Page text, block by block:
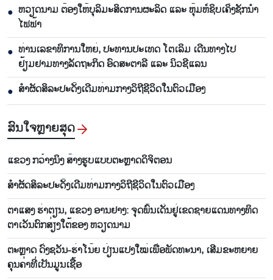
● ຫວຽດນາມ ຕ້ອງໃຫ້ບຸລິມະສິດການຜະລິດ ແລະ ຫຸ້ມຫໍ່ຊິບເຄິ່ງຊັກນຳ
ໄຟຟ້າ
● ທ່ານເລຂາທິການໃຫຍ່, ປະທານປະເທດ ໂຕເລິມ ເດີນທາງໄປ
ຢ້ຽມຢາມທາງລັດຖະກິດ ອົດສະຕາລີ ແລະ ນິວຊີແລນ
● ສຳຜັດສິລະປະດັ້ງເດີມທ່າມກາງວິຖີຊີວິດໃນຕົວເມືອງ
ສົນ​ໃຈ​ຫຼາຍ​ສຸດ
ແຂວງ ກວ໋າງນິງ ສ້າງຮູບແບບຕະຫຼາດດິຈິຕອນ
ສຳຜັດສິລະປະດັ້ງເດີມທ່າມກາງວິຖີຊີວິດໃນຕົວເມືອງ
ຕາ​ແສງ ຮ່າ​ຕຽນ, ແຂວງ ອານ​ຢາງ: ຈຸດ​ພ​ົ້ນ​ເດັ່ນ​ຢູ່​ເຂດ​ຊາຍ​ແດນ​ທາງ​ທິດ​
ຕາ​ເວັນ​ຕົກ​ສ່ຽງ​ໃຕ້​ຂອງ ຫວຽດນາມ
ຕະ​ຫຼາດ ​ດົ່ງ​ຊວັນ-ຮ່າ​ໂນ້ຍ ປ່ຽນ​ແປງ​ໃໝ່​ເພື່ອ​ພັດ​ທະ​ນາ, ເສີມ​ຂະ​ຫຍາຍ​
ຄຸນ​ຄ່າ​ທີ່​ເປັນ​ມູນ​ເຊື້ອ